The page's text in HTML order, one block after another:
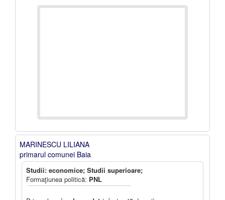
MARINESCU LILIANA
primarul comunei Baia
Studii: economice; Studii superioare;
Formaţiunea politică: PNL